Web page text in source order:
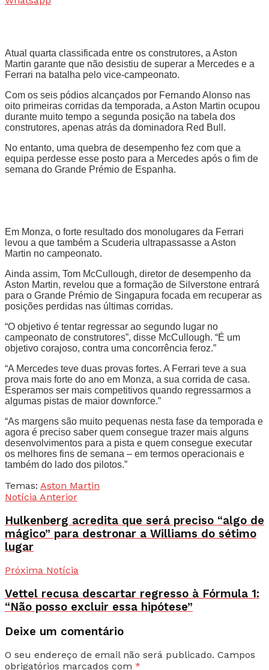
Atual quarta classificada entre os construtores, a Aston
Martin garante que não desistiu de superar a Mercedes e a
Ferrari na batalha pelo vice-campeonato.
Com os seis pódios alcançados por Fernando Alonso nas
oito primeiras corridas da temporada, a Aston Martin ocupou
durante muito tempo a segunda posição na tabela dos
construtores, apenas atrás da dominadora Red Bull.
No entanto, uma quebra de desempenho fez com que a
equipa perdesse esse posto para a Mercedes após o fim de
semana do Grande Prémio de Espanha.
Em Monza, o forte resultado dos monolugares da Ferrari
levou a que também a Scuderia ultrapassasse a Aston
Martin no campeonato.
Ainda assim, Tom McCullough, diretor de desempenho da
Aston Martin, revelou que a formação de Silverstone entrará
para o Grande Prémio de Singapura focada em recuperar as
posições perdidas nas últimas corridas.
“O objetivo é tentar regressar ao segundo lugar no
campeonato de construtores”, disse McCullough. “É um
objetivo corajoso, contra uma concorrência feroz.”
“A Mercedes teve duas provas fortes. A Ferrari teve a sua
prova mais forte do ano em Monza, a sua corrida de casa.
Esperamos ser mais competitivos quando regressarmos a
algumas pistas de maior downforce.”
“As margens são muito pequenas nesta fase da temporada e
agora é preciso saber quem consegue trazer mais alguns
desenvolvimentos para a pista e quem consegue executar
os melhores fins de semana – em termos operacionais e
também do lado dos pilotos.”
Temas: Aston Martin
Notícia Anterior
Hulkenberg acredita que será preciso “algo de
mágico” para destronar a Williams do sétimo
lugar
Próxima Notícia
Vettel recusa descartar regresso à Fórmula 1:
“Não posso excluir essa hipótese”
Deixe um comentário
O seu endereço de email não será publicado. Campos
obrigatórios marcados com *